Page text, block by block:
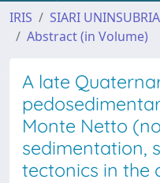
IRIS SIARI UNINSUBRIA
Abstract (in Volume)
A late
Monte Netto
sedimentation,
tectonics in the